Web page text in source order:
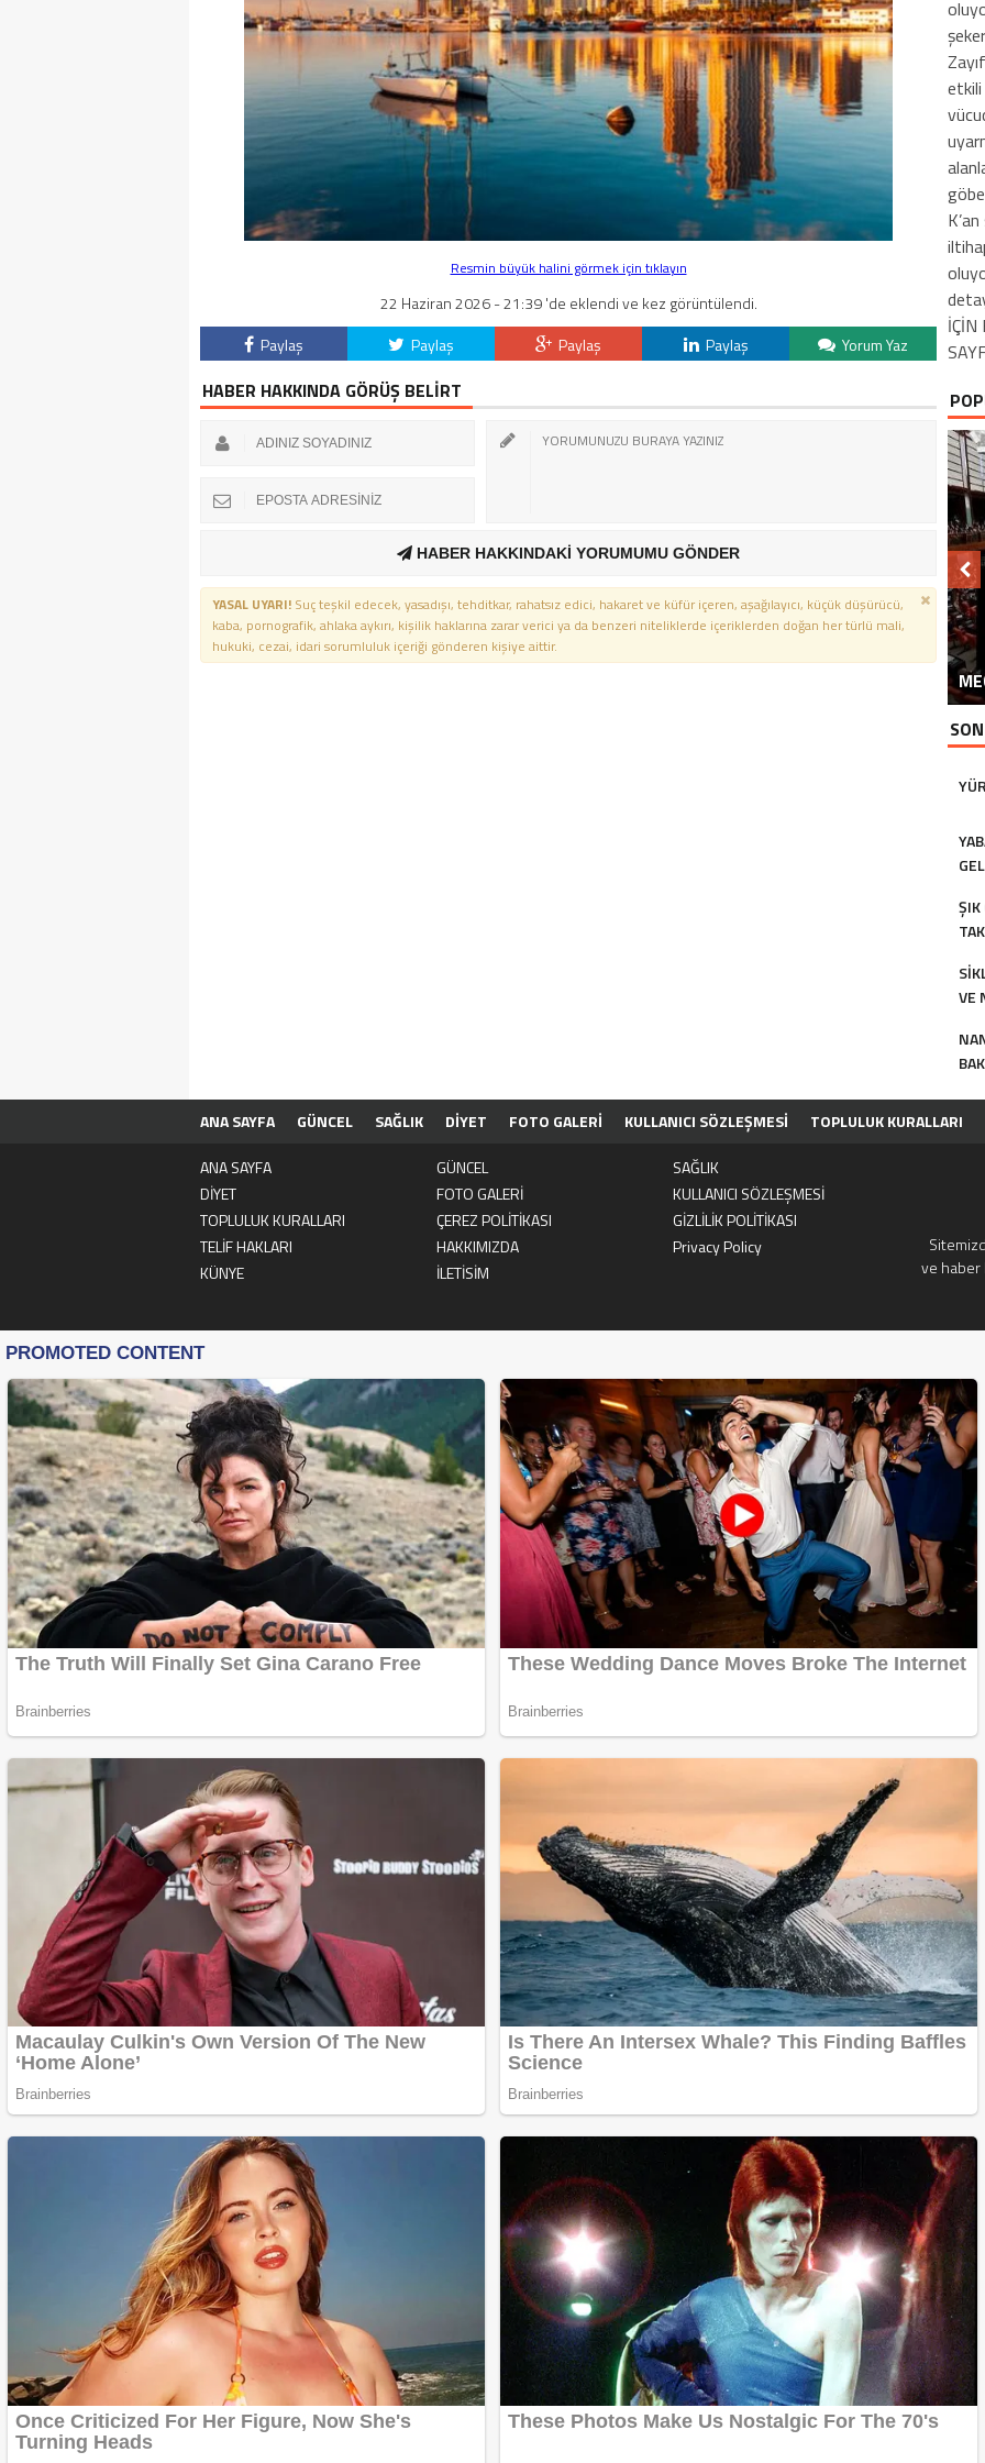
Resmin büyük halini görmek için tıklayın
22 Haziran 2026 - 21:39 'de eklendi ve kez görüntülendi.
Paylaş
Paylaş Paylaş Paylaş Yorum Yaz
HABER HAKKINDA GÖRÜŞ BELİRT
HABER HAKKINDAKİ YORUMUMU GÖNDER
YASAL UYARI! Suç teşkil edecek, yasadışı, tehditkar, rahatsız edici, hakaret ve küfür içeren, aşağılayıcı, küçük düşürücü,
kaba, pornografik, ahlaka aykırı, kişilik haklarına zarar verici ya da benzeri niteliklerde içeriklerden doğan her türlü mali,
hukuki, cezai, idari sorumluluk içeriği gönderen kişiye aittir.
İÇİN
ŞIK
VE
ANA SAYFA GÜNCEL SAĞLIK DİYET FOTO GALERİ KULLANICI SÖZLEŞMESİ TOPLULUK KURALLARI
GİZLİLİK POLİTİKASI
TELİF HAKLARI HAKKIMIZDA PRIVACY POLICY
ANA SAYFA GÜNCEL
SAĞLIK
DİYET
FOTO GALERİ
KULLANICI SÖZLEŞMESİ
TOPLULUK KURALLARI
ÇEREZ POLİTİKASI
GİZLİLİK POLİTİKASI
TELİF HAKLARI
HAKKIMIZDA
Privacy Policy
KÜNYE
İLETİSİM
ve haber